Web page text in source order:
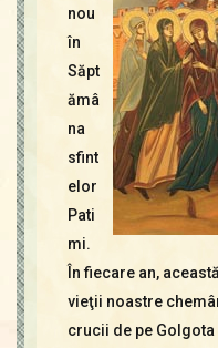
nou
în
Săpt
ămâ
na
sfint
elor
Pati
mi.
În fiecare an,
vieţii noastre
crucii de pe